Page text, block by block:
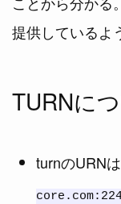
提供しているよ
TURNに
turnのURNは